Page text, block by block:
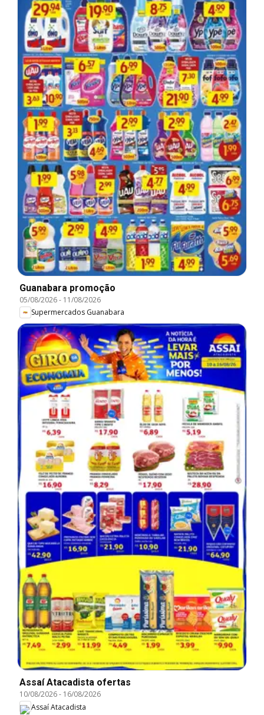
Guanabara promoção
05/08/2026- 11/08/2026
Supermercados Guanabara
Assaí Atacadista ofertas
10/08/2026- 16/08/2026
Assaí Atacadista